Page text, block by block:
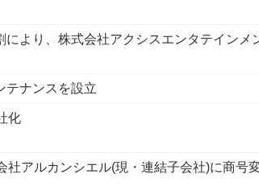
により、株式会社アクシスエンタテインメ
テナンスを設立
化
社アルカンシエル(現・連結子会社)に商号